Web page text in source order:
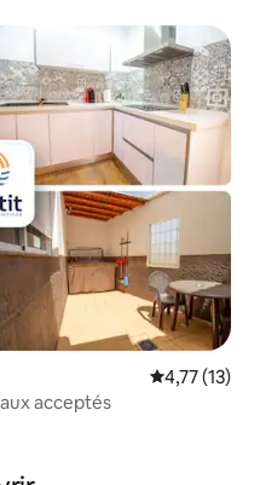
Note
4,77 (13)
acceptés